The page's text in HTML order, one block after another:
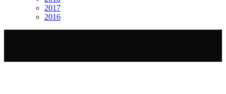
2017
2016